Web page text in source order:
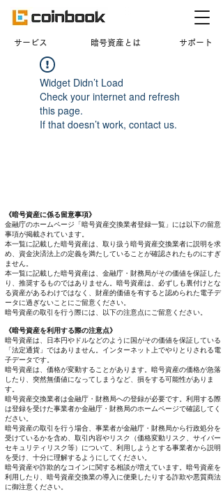
​サービス 暗号資産とは サポート
Widget Didn’t Load
Check your internet and refresh
this page.
If that doesn’t work, contact us.
《暗号資産に係る留意事項》
金融庁のホームページ「暗号資産交換業者登録一覧」には以下の留意
事項が掲載されています。
本一覧に記載した暗号資産は、取り扱う暗号資産交換業者に説明を求
め、資金決済法上の定義を満たしていることが確認されたものにすぎ
ません。
本一覧に記載した暗号資産は、金融庁・財務局がその価値を保証した
り、推奨するものではありません。暗号資産は、必ずしも裏付けとな
る資産があるわけではなく、財産的価値を有すると認められた電子デ
ータに過ぎないことにご留意ください。
暗号資産の取引を行う際には、以下の注意点にご留意ください。
《暗号資産を利用する際の注意点》
暗号資産は、日本円やドルなどのように国がその価値を保証している
「法定通貨」ではありません。インターネット上でやりとりされる電
子データです。
暗号資産は、価格が変動することがあります。暗号資産の価格が急落
したり、突然無価値になってしまうなど、損をする可能性がありま
す。
暗号資産交換業者は金融庁・財務局への登録が必要です。利用する際
は登録を受けた事業者か金融庁・財務局のホームページで確認してく
ださい。
暗号資産の取引を行う場合、事業者が金融庁・財務局から行政処分を
受けているかを含め、取引内容やリスク（価格変動リスク、サイバー
セキュリティリスク等）について、利用しようとする事業者から説明
を受け、十分に理解するようにしてください。
暗号資産や詐欺的なコインに関する相談が増えています。暗号資産を
利用したり、暗号資産交換業の導入に便乗したりする詐欺や悪質商法
に御注意ください。